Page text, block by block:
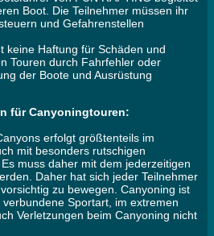
Boot. Die Teilnehmer müssen ihr
und Gefahrenstellen
keine Haftung für Schäden und
Touren durch Fahrfehler oder
der Boote und Ausrüstung
für Canyoningtouren:
erfolgt größtenteils im
mit besonders rutschigen
muss daher mit dem jederzeitigen
Daher hat sich jeder Teilnehmer
zu bewegen. Canyoning ist
Sportart, im extremen
Verletzungen beim Canyoning nicht